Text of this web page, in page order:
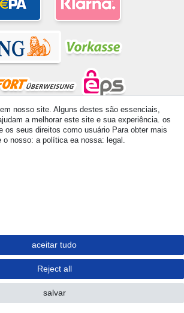
| Todos os direitos reservados. - All rights
incl. VAT. 19% VAT Basic prices see article detail
deliveries to the UK!
nosso site. Alguns destes são essenciais,
a melhorar este site e sua experiência. os
os seus direitos como usuário Para obter mais
o nosso: a política ea nossa: legal.
aceitar tudo
Reject all
salvar